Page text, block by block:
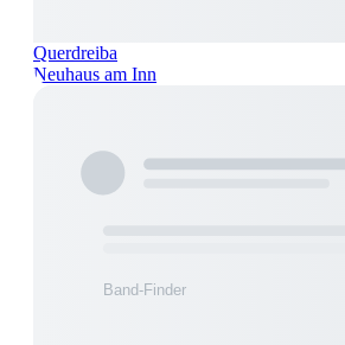
Querdreiba
Neuhaus am Inn